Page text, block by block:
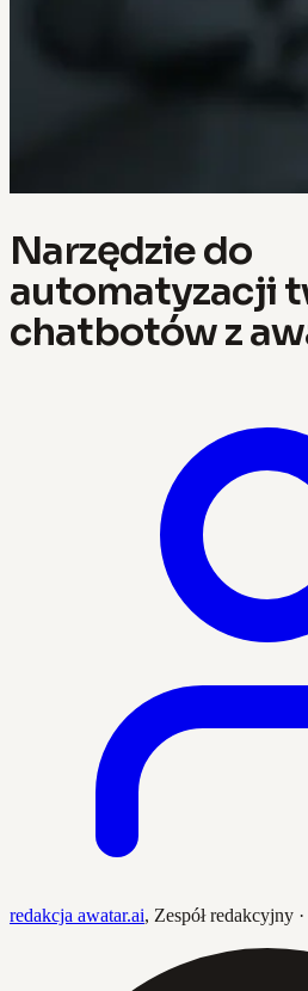
Narzędzie do
automatyzacji
chatbotów z
redakcja awatar.ai, Zespół redakcyjny ·